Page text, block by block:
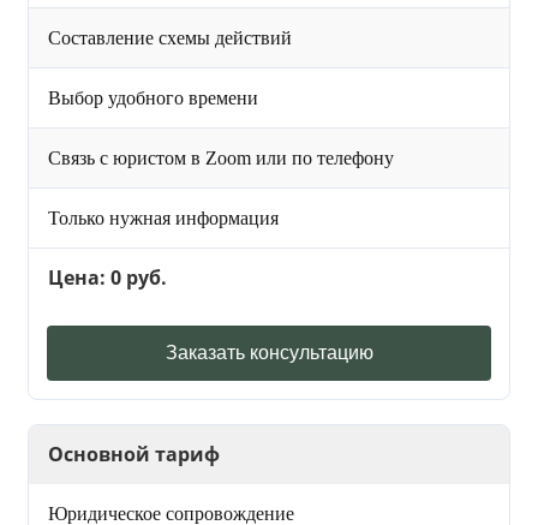
Составление схемы действий
Выбор удобного времени
Связь с юристом в Zoom или по телефону
Только нужная информация
Цена: 0 руб.
Заказать консультацию
Основной тариф
Юридическое сопровождение